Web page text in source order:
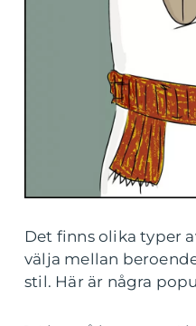
Det finns olika typer
välja mellan
stil. Här är några